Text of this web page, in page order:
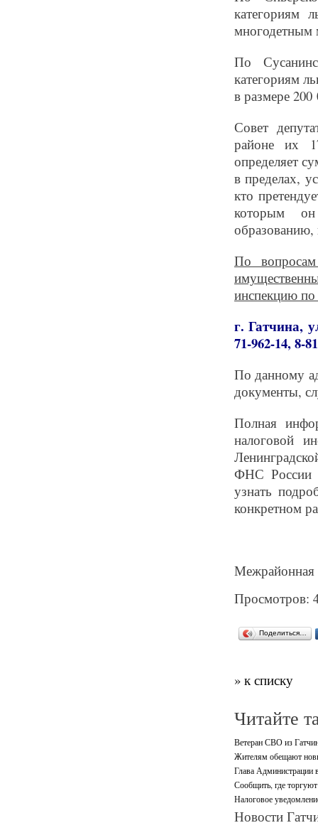
категориям
многодетным
По
категориям
в размере
Совет
районе их
определяет
в пределах,
кто
которым
образованию,
По
инспекцию по
г. Гатчина,
71-962-14, 8-
По данному
документы,
Полная
налоговой
ФНС России
узнать
конкретном
Межрайонная
Просмотров:
Поделиться…
» к списку
Читайте
Ветеран СВО из
Жителям обещают
Глава Администрации
Сообщить, где
Налоговое
Новости